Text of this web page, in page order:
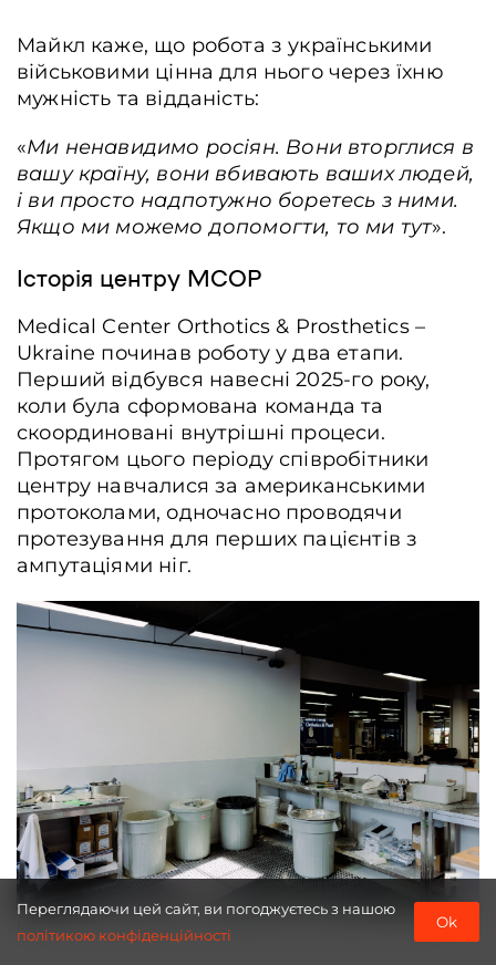
Переглядаючи цей сайт, ви погоджуєтесь з нашою
політикою конфіденційності
Ok
Ветеран Іван Мусієнко, Київ, Україна, 1 квітня 2026 року. Анна Зубенко /
Frontliner
Майкл каже, що робота з українськими
військовими цінна для нього через їхню
мужність та відданість:
«Ми ненавидимо росіян. Вони вторглися в
вашу країну, вони вбивають ваших людей,
і ви просто надпотужно боретесь з ними.
Якщо ми можемо допомогти, то ми тут».
Історія центру MCOP
Medical Center Orthotics & Prosthetics –
Ukraine починав роботу у два етапи.
Перший відбувся навесні 2025-го року,
коли була сформована команда та
скоординовані внутрішні процеси.
Протягом цього періоду співробітники
центру навчалися за американськими
протоколами, одночасно проводячи
протезування для перших пацієнтів з
ампутаціями ніг.
Майстерня, Київ, Україна, 1 квітня 2026 року. Анна Зубенко / Frontliner